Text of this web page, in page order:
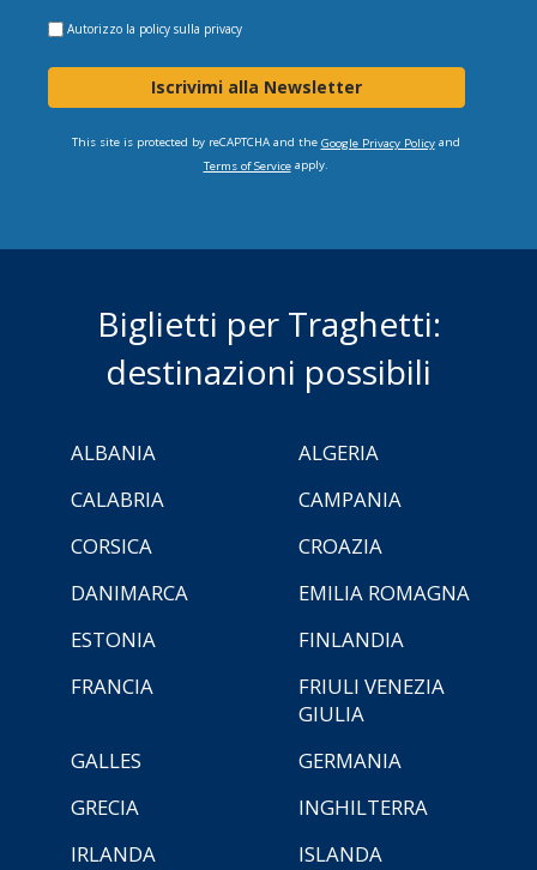
Autorizzo la policy sulla privacy
Iscrivimi alla Newsletter
This site is protected by reCAPTCHA and the Google Privacy Policyand
Terms of Serviceapply.
Biglietti per Traghetti:
destinazioni possibili
ALBANIA
ALGERIA
CALABRIA
CAMPANIA
CORSICA
CROAZIA
DANIMARCA
EMILIA ROMAGNA
ESTONIA
FINLANDIA
FRANCIA
FRIULI VENEZIA
GIULIA
GALLES
GERMANIA
GRECIA
INGHILTERRA
IRLANDA
ISLANDA